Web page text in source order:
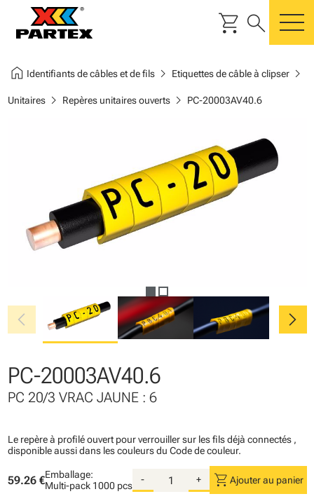
shopping_cart search
home Identifiants de câbles et de filschevron_right Etiquettes de câble à clipserchevron_right
Unitaireschevron_right Repères unitaires ouvertschevron_right PC-20003AV40.6
chevron_left chevron_right
PC-20003AV40.6
PC 20/3 VRAC JAUNE : 6
Le repère à profilé ouvert pour verrouiller sur les fils déjà connectés ,
disponible aussi dans les couleurs du Code de couleur.
59.26 €Emballage:
Multi-pack 1000 pcs
- + shopping_cart Ajouter au panier